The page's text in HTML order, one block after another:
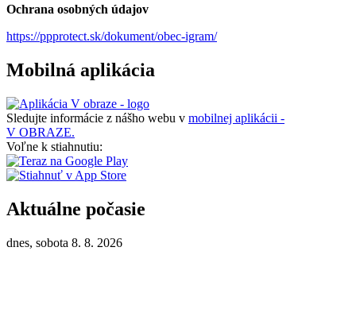
Ochrana osobných údajov
https://ppprotect.sk/dokument/obec-igram/
Mobilná aplikácia
Sledujte informácie z nášho webu v mobilnej aplikácii -
V OBRAZE.
Voľne k stiahnutiu:
Aktuálne počasie
dnes, sobota 8. 8. 2026